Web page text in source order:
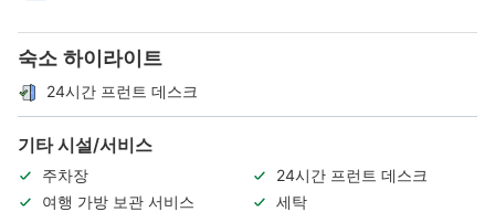
숙소 하이라이트
24시간 프런트 데스크
기타 시설/서비스
주차장
24시간 프런트 데스크
여행 가방 보관 서비스
세탁